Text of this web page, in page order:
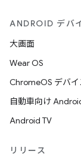
ANDROID デバ
大画面
Wear OS
ChromeOS デバイ
自動車向け
Android TV
リリース